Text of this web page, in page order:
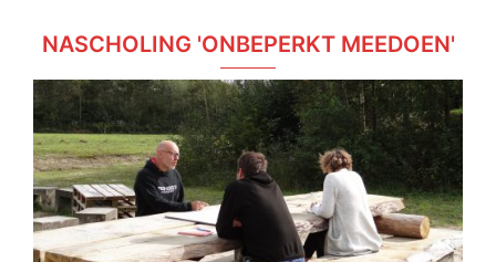
NASCHOLING 'ONBEPERKT MEEDOEN'